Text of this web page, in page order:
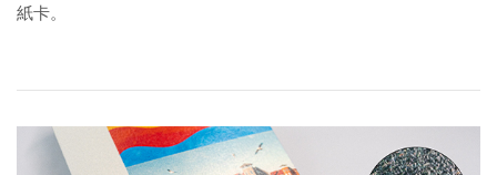
紙卡。